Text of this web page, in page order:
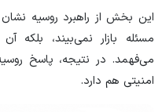
این بخش از راهبرد روسیه
مسئله بازار نمی‌بیند، بلکه
می‌فهمد. در نتیجه، پاسخ
امنیتی هم دارد.